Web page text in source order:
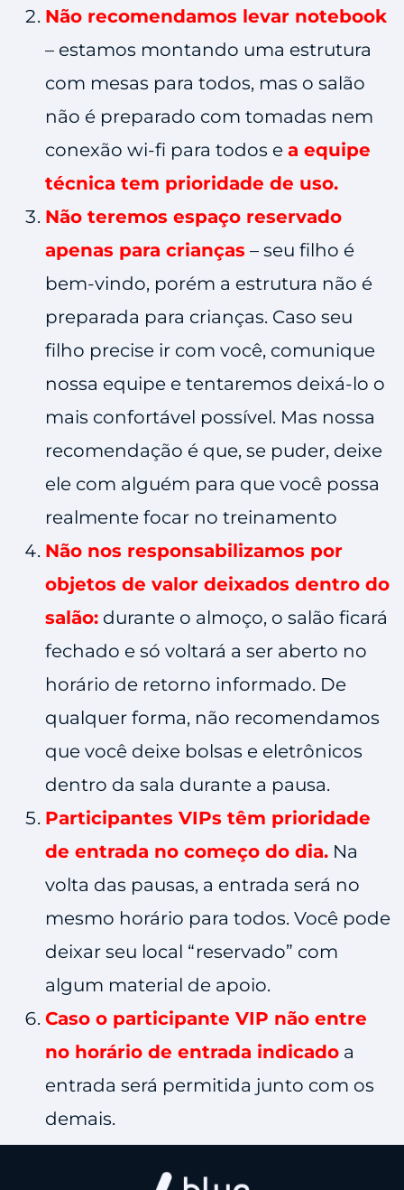
Não recomendamos levar notebook
– estamos montando uma estrutura
com mesas para todos, mas o salão
não é preparado com tomadas nem
conexão wi-fi para todos e a equipe
técnica tem prioridade de uso.
Não teremos espaço reservado
apenas para crianças – seu filho é
bem-vindo, porém a estrutura não é
preparada para crianças. Caso seu
filho precise ir com você, comunique
nossa equipe e tentaremos deixá-lo o
mais confortável possível. Mas nossa
recomendação é que, se puder, deixe
ele com alguém para que você possa
realmente focar no treinamento
Não nos responsabilizamos por
objetos de valor deixados dentro do
salão: durante o almoço, o salão ficará
fechado e só voltará a ser aberto no
horário de retorno informado. De
qualquer forma, não recomendamos
que você deixe bolsas e eletrônicos
dentro da sala durante a pausa.
Participantes VIPs têm prioridade
de entrada no começo do dia. Na
volta das pausas, a entrada será no
mesmo horário para todos. Você pode
deixar seu local “reservado” com
algum material de apoio.
Caso o participante VIP não entre
no horário de entrada indicado a
entrada será permitida junto com os
demais.